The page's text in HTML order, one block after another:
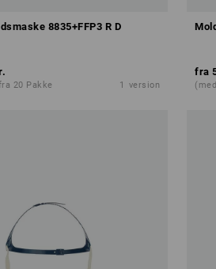
8835+FFP3 R D
20 Pakke 1 version
fra